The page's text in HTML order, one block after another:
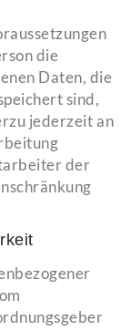
die
Daten, die
sind,
jederzeit an
der